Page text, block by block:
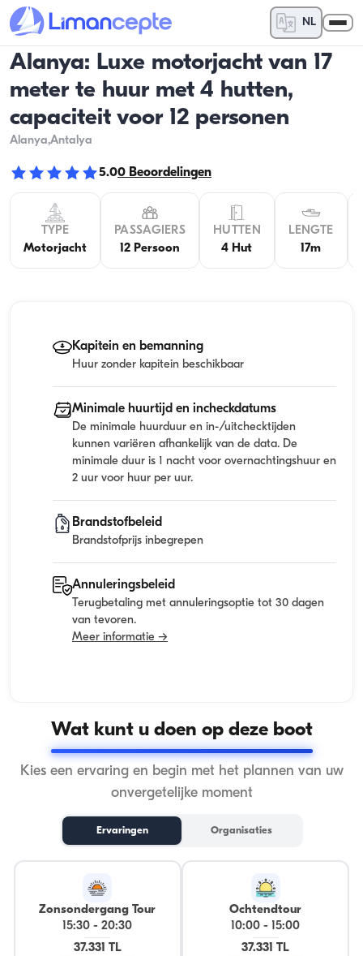
NL
Alanya: Luxe motorjacht van 17
meter te huur met 4 hutten,
capaciteit voor 12 personen
Alanya,Antalya
5.00 Beoordelingen
TYPE
Motorjacht
PASSAGIERS
12 Persoon
HUTTEN
4 Hut
LENGTE
17m
Kapitein en bemanning
Huur zonder kapitein beschikbaar
Minimale huurtijd en incheckdatums
De minimale huurduur en in-/uitchecktijden
kunnen variëren afhankelijk van de data. De
minimale duur is 1 nacht voor overnachtingshuur en
2 uur voor huur per uur.
Brandstofbeleid
Brandstofprijs inbegrepen
Annuleringsbeleid
Terugbetaling met annuleringsoptie tot 30 dagen
van tevoren.
Meer informatie →
Wat kunt u doen op deze boot
Kies een ervaring en begin met het plannen van uw
onvergetelijke moment
Ervaringen Organisaties
Zonsondergang Tour
15:30 -20:30
37.331 TL
Ochtendtour
10:00 -
15:00
37.331 TL